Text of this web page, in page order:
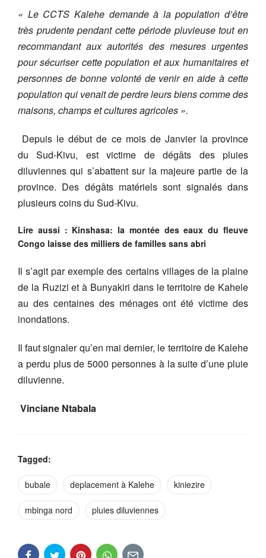
« Le CCTS Kalehe demande à la population d’être
très prudente pendant cette période pluvieuse tout en
recommandant aux autorités des mesures urgentes
pour sécuriser cette population et aux humanitaires et
personnes de bonne volonté de venir en aide à cette
population qui venait de perdre leurs biens comme des
maisons, champs et cultures agricoles ».
Depuis le début de ce mois de Janvier la province
du Sud-Kivu, est victime de dégâts des pluies
diluviennes qui s’abattent sur la majeure partie de la
province. Des dégâts matériels sont signalés dans
plusieurs coins du Sud-Kivu.
Lire aussi : Kinshasa: la montée des eaux du fleuve
Congo laisse des milliers de familles sans abri
Il s’agit par exemple des certains villages de la plaine
de la Ruzizi et à Bunyakiri dans le territoire de Kahele
au des centaines des ménages ont été victime des
inondations.
Il faut signaler qu’en mai dernier, le territoire de Kalehe
a perdu plus de 5000 personnes à la suite d’une pluie
diluvienne.
Vinciane Ntabala
Tagged:
bubale deplacement à Kalehe kiniezire
mbinga nord pluies diluviennes